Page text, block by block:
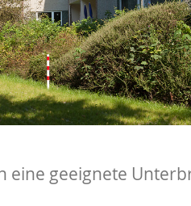
eine geeignete